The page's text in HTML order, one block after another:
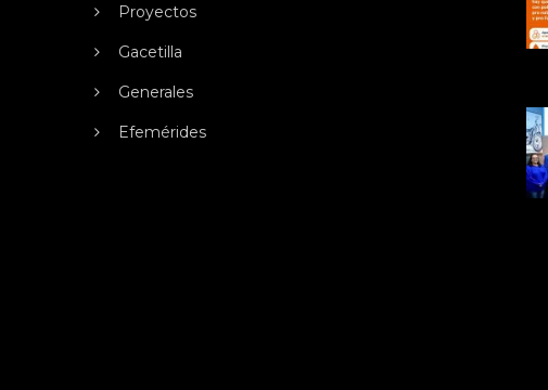
Proyectos
Gacetilla
Generales
Efemérides